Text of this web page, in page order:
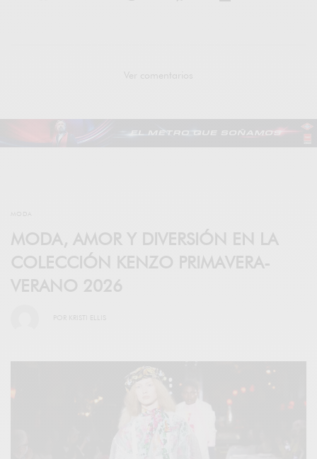
Ver comentarios
MODA
MODA, AMOR Y DIVERSIÓN EN LA
COLECCIÓN KENZO PRIMAVERA-
VERANO 2026
KRISTI ELLIS